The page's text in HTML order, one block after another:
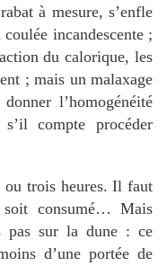
à mesure, s’enfle
incandescente ;
du calorique, les
; mais un malaxage
l’homogénéité
compte procéder
trois heures. Il faut
soit consumé… Mais
pas sur la dune : ce
d’une portée de